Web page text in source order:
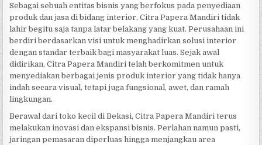
Sebagai sebuah entitas bisnis yang berfokus pada penyediaan
produk dan jasa di bidang interior, Citra Papera Mandiri tidak
lahir begitu saja tanpa latar belakang yang kuat. Perusahaan ini
berdiri berdasarkan visi untuk menghadirkan solusi interior
dengan standar terbaik bagi masyarakat luas. Sejak awal
didirikan, Citra Papera Mandiri telah berkomitmen untuk
menyediakan berbagai jenis produk interior yang tidak hanya
indah secara visual, tetapi juga fungsional, awet, dan ramah
lingkungan.
Berawal dari toko kecil di Bekasi, Citra Papera Mandiri terus
melakukan inovasi dan ekspansi bisnis. Perlahan namun pasti,
jaringan pemasaran diperluas hingga menjangkau area